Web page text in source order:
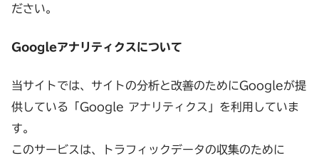
ださい。
Googleアナリティクスについて
当サイトでは、サイトの分析と改善のためにGoogleが提
供している「Google アナリティクス」を利用していま
す。
このサービスは、トラフィックデータの収集のために